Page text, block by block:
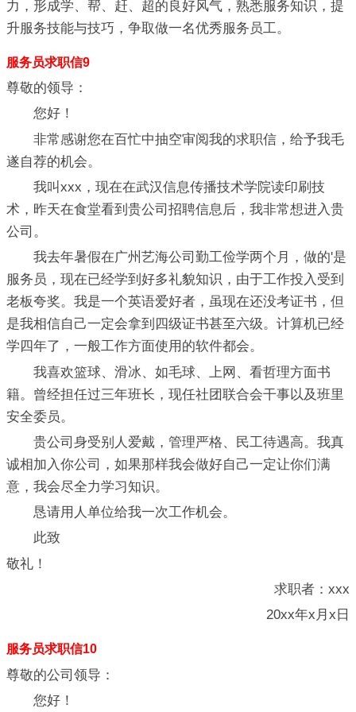
力，形成学、帮、赶、超的良好风气，熟悉服务知识，提
升服务技能与技巧，争取做一名优秀服务员工。
服务员求职信9
尊敬的领导：
您好！
非常感谢您在百忙中抽空审阅我的求职信，给予我毛
遂自荐的机会。
我叫xxx，现在在武汉信息传播技术学院读印刷技
术，昨天在食堂看到贵公司招聘信息后，我非常想进入贵
公司。
我去年暑假在广州艺海公司勤工俭学两个月，做的'是
服务员，现在已经学到好多礼貌知识，由于工作投入受到
老板夸奖。我是一个英语爱好者，虽现在还没考证书，但
是我相信自己一定会拿到四级证书甚至六级。计算机已经
学四年了，一般工作方面使用的软件都会。
我喜欢篮球、滑冰、如毛球、上网、看哲理方面书
籍。曾经担任过三年班长，现任社团联合会干事以及班里
安全委员。
贵公司身受别人爱戴，管理严格、民工待遇高。我真
诚相加入你公司，如果那样我会做好自己一定让你们满
意，我会尽全力学习知识。
恳请用人单位给我一次工作机会。
此致
敬礼！
求职者：xxx
20xx年x月x日
服务员求职信10
尊敬的公司领导：
您好！